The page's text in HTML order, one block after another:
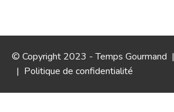
© Copyright 2023 - Temps Gourmand |
| Politique de confidentialité